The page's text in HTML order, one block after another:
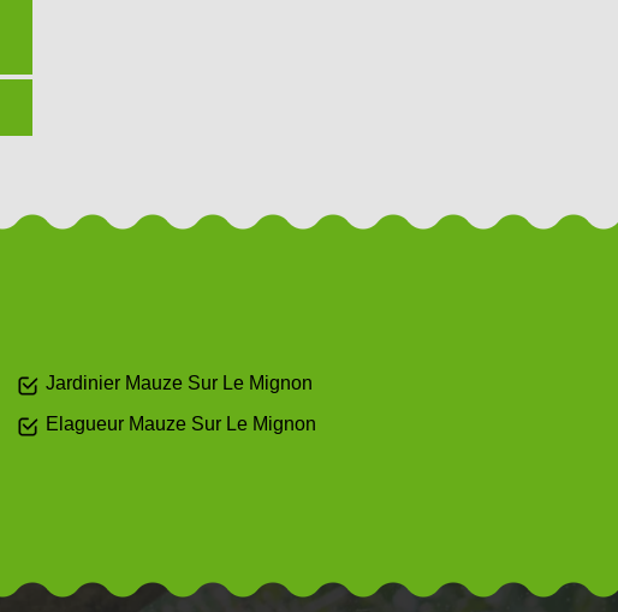
Jardinier Mauze Sur Le Mignon
Elagueur Mauze Sur Le Mignon